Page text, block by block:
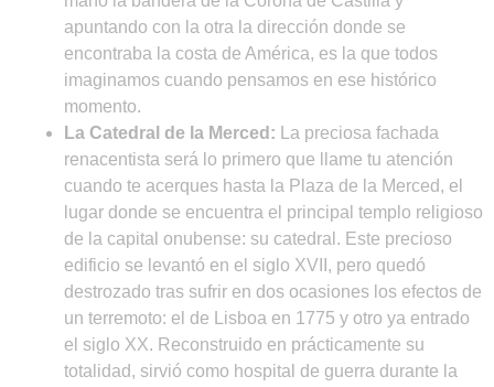
apuntando con la otra la dirección donde se
encontraba la costa de América, es la que todos
imaginamos cuando pensamos en ese histórico
momento.
La Catedral de la Merced: La preciosa fachada
renacentista será lo primero que llame tu atención
cuando te acerques hasta la Plaza de la Merced, el
lugar donde se encuentra el principal templo religioso
de la capital onubense: su catedral. Este precioso
edificio se levantó en el siglo XVII, pero quedó
destrozado tras sufrir en dos ocasiones los efectos de
un terremoto: el de Lisboa en 1775 y otro ya entrado
el siglo XX. Reconstruido en prácticamente su
totalidad, sirvió como hospital de guerra durante la